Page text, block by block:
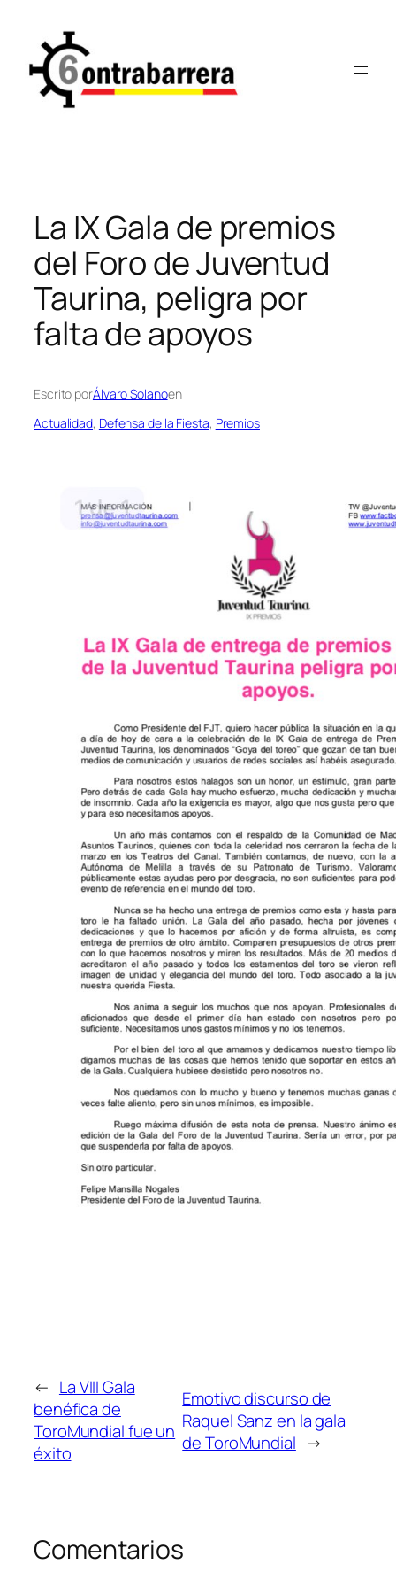
contenido
La IX Gala de premios
del Foro de Juventud
Taurina, peligra por
falta de apoyos
Escrito porÁlvaro Solanoen
Actualidad, Defensa de la Fiesta, Premios
← La VIII Gala
benéfica de
ToroMundial fue un
éxito
Emotivo discurso de
Raquel Sanz en la gala
de ToroMundial →
Comentarios